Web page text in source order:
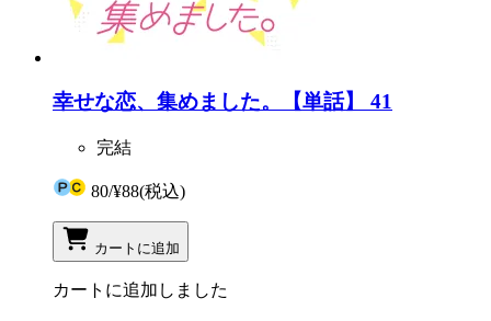
幸せな恋、集めました。【単話】 41
完結
80/¥88(税込)
カートに追加
カートに追加しました